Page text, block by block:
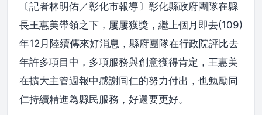
〔記者林明佑／彰化市報導〕彰化縣政府團隊在縣
長王惠美帶領之下，屢屢獲獎，繼上個月即去(109)
年12月陸續傳來好消息，縣府團隊在行政院評比去
年許多項目中，多項服務與創意獲得肯定，王惠美
在擴大主管週報中感謝同仁的努力付出，也勉勵同
仁持續精進為縣民服務，好還要更好。